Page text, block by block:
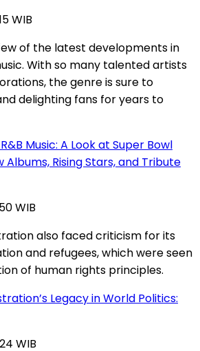
WIB
Music: A Look at Super Bowl
Rising Stars, and Tribute
WIB
Legacy in World Politics:
WIB